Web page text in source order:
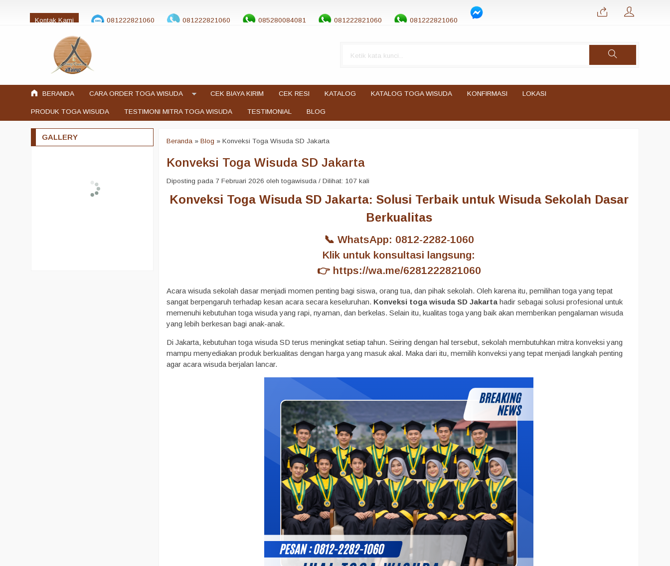
Kontak Kami 081222821060 081222821060 085280084081 081222821060 081222821060
jualtogawisuda@gmail.com
BERANDA CARA ORDER TOGA WISUDA CEK BIAYA KIRIM CEK RESI KATALOG KATALOG TOGA WISUDA KONFIRMASI LOKASI
PRODUK TOGA WISUDA TESTIMONI MITRA TOGA WISUDA TESTIMONIAL BLOG
Beranda »Blog »Konveksi Toga Wisuda SD Jakarta
Konveksi Toga Wisuda SD Jakarta
Diposting pada 7 Februari 2026 oleh togawisuda / Dilihat: 107 kali
Konveksi Toga Wisuda SD Jakarta: Solusi Terbaik untuk Wisuda Sekolah Dasar
Berkualitas
📞 WhatsApp: 0812-2282-1060
Klik untuk konsultasi langsung:
👉 https://wa.me/6281222821060
Acara wisuda sekolah dasar menjadi momen penting bagi siswa, orang tua, dan pihak sekolah. Oleh karena itu, pemilihan toga yang tepat
sangat berpengaruh terhadap kesan acara secara keseluruhan. Konveksi toga wisuda SD Jakarta hadir sebagai solusi profesional untuk
memenuhi kebutuhan toga wisuda yang rapi, nyaman, dan berkelas. Selain itu, kualitas toga yang baik akan memberikan pengalaman wisuda
yang lebih berkesan bagi anak-anak.
Di Jakarta, kebutuhan toga wisuda SD terus meningkat setiap tahun. Seiring dengan hal tersebut, sekolah membutuhkan mitra konveksi yang
mampu menyediakan produk berkualitas dengan harga yang masuk akal. Maka dari itu, memilih konveksi yang tepat menjadi langkah penting
agar acara wisuda berjalan lancar.
GALLERY